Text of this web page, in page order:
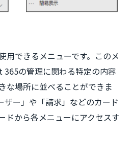
用できるメニューです。このメ
の管理に関わる特定の内容
な場所に並べることができま
ザー」や「請求」などのカード
ドから各メニューにアクセスす